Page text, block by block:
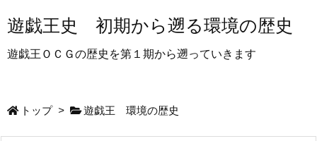
遊戯王史 初期から遡る環境の歴史
遊戯王ＯＣＧの歴史を第１期から遡っていきます
トップ > 遊戯王 環境の歴史